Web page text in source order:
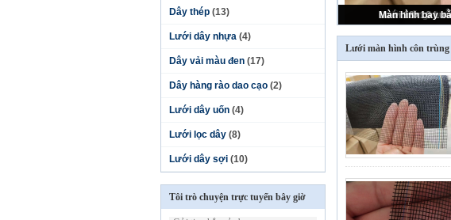
Dây thép (13)
Lưới dây nhựa (4)
Dây vải màu đen (17)
Dây hàng rào dao cạo (2)
Lưới dây uốn (4)
Lưới lọc dây (8)
Lưới dây sợi (10)
Tôi trò chuyện trực tuyến bây giờ
Lưới màn hình côn trùng